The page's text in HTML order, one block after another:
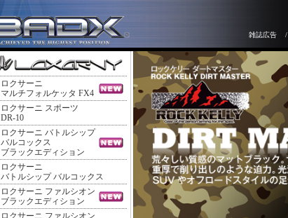
雑誌広告 /
ロクサーニ
マルチフォルケッタ FX4
ロクサーニ スポーツ
DR-10
ロクサーニ バトルシップ
バルコックス
ブラックエディション
ロクサーニ
バトルシップ バルコックス
ロクサーニ ファルシオン
ブラックエディション
ロクサーニ ファルシオン